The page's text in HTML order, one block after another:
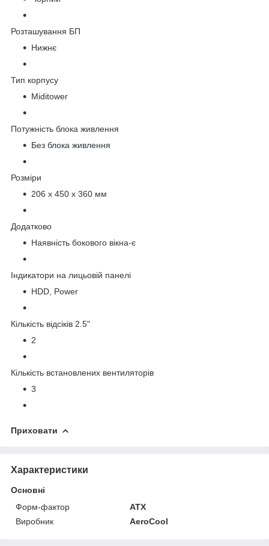
Розташування БП
Нижнє
Тип корпусу
Miditower
Потужність блока живлення
Без блока живлення
Розміри
206 х 450 х 360 мм
Додатково
Наявність бокового вікна-є
Індикатори на лицьовій панелі
HDD, Power
Кількість відсіків 2.5"
2
Кількість встановлених вентиляторів
3
Приховати
Характеристики
Основні
Форм-фактор
ATX
Виробник
AeroCool